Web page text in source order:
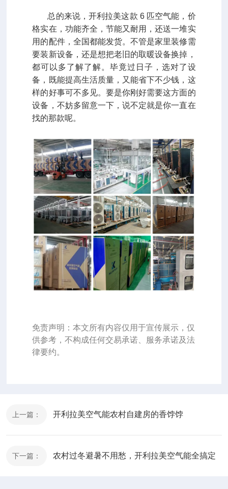
总的来说，开利拉美这款 6 匹空气能，价
格实在，功能齐全，节能又耐用，还送一堆实
用的配件，全国都能发货。不管是家里装修需
要装新设备，还是想把老旧的取暖设备换掉，
都可以多了解了解。毕竟过日子，选对了设
备，既能提高生活质量，又能省下不少钱，这
样的好事可不多见。要是你刚好需要这方面的
设备，不妨多留意一下，说不定就是你一直在
找的那款呢。
免责声明：本文所有内容仅用于宣传展示，仅
供参考，不构成任何交易承诺、服务承诺及法
律要约。
上一篇： 开利拉美空气能农村自建房的香饽饽
下一篇： 农村过冬避暑不用愁，开利拉美空气能全搞定